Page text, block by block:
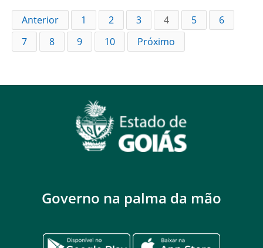
Anterior 1 2 3 4 5
6
7
8 9 10 Próximo
Governo na palma da mão